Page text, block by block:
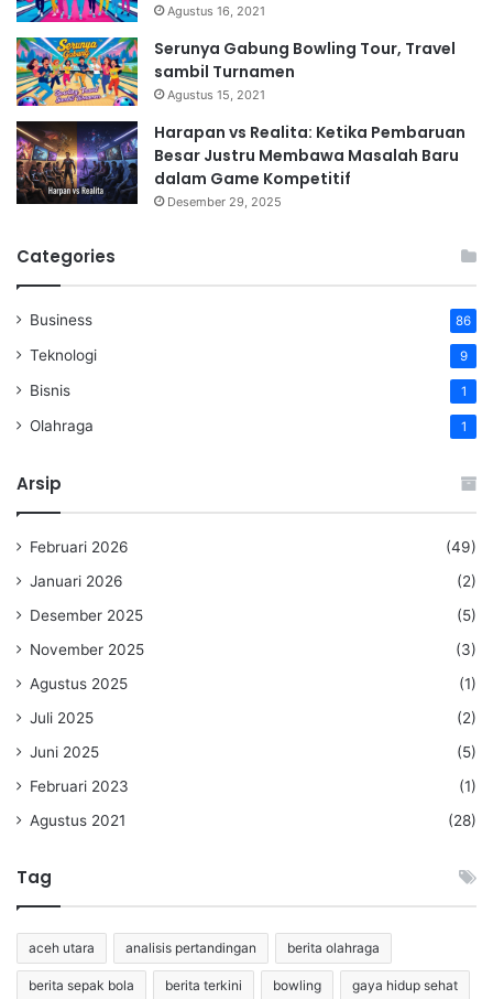
Agustus 16, 2021
Serunya Gabung Bowling Tour, Travel
sambil Turnamen
Agustus 15, 2021
Harapan vs Realita: Ketika Pembaruan
Besar Justru Membawa Masalah Baru
dalam Game Kompetitif
Desember 29, 2025
Categories
Business 86
Teknologi 9
Bisnis 1
Olahraga 1
Arsip
Februari 2026
(49)
Januari 2026
(2)
Desember 2025
(5)
November 2025
(3)
Agustus 2025
(1)
Juli 2025
(2)
Juni 2025
(5)
Februari 2023
(1)
Agustus 2021
(28)
Tag
aceh utara analisis pertandingan berita olahraga
berita sepak bola berita terkini bowling gaya hidup sehat